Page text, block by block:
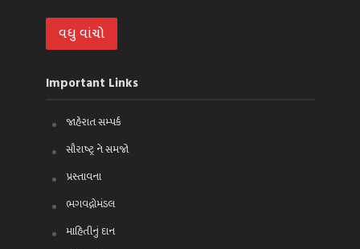
વધુ વાંચો
Important Links
જાહેરાત સમ્પર્ક
સૌરાષ્ટ્ર ને સમજો
પ્રસ્તાવના
ભગવદ્ગોમંડલ
માહિતીનું દાન